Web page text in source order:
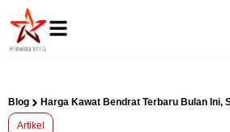
Blog Harga Kawat Bendrat Terbaru Bulan Ini,
Artikel